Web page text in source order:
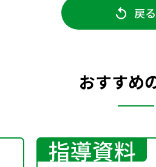
戻る
おすすめ
指導資料